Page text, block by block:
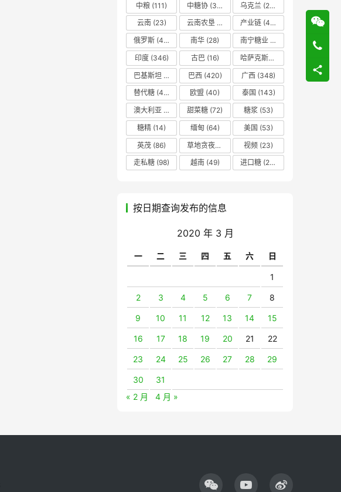
中粮 (111) 中糖协 (37) 乌克兰 (20)
云南(23) 云南农垦 产业链 (42)
俄罗斯 (43) 南华 (28) 南宁糖业
印度(346) 古巴(16) 哈萨克斯坦
巴基斯坦
巴西(420) 广西 (348)
替代糖 (48) 欧盟 (40) 泰国 (143)
澳大利亚
甜菜糖 (72) 糖浆 (53)
糖精 (14) 缅甸 (64) 美国 (53)
英茂 (86) 草地贪夜蛾 视频 (23)
走私糖 (98) 越南(49) 进口糖 (236)
按日期查询发布的信息
2020 年 3 月
一 二 三 四 五 六 日
1
2 3 4 5 6 7 8
9 10 11 12 13 14 15
16 17 18 19 20 21 22
23 24 25 26 27 28 29
30
31
« 2 月
4 月 »